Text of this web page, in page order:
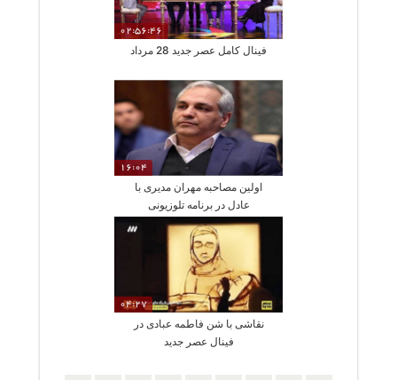
02:56:46
فینال کامل عصر جدید 28 مرداد
16:04
اولین مصاحبه مهران مدیری با
عادل در برنامه تلوزیونی
04:27
نقاشی با شن فاطمه عبادی در
فینال عصر جدید